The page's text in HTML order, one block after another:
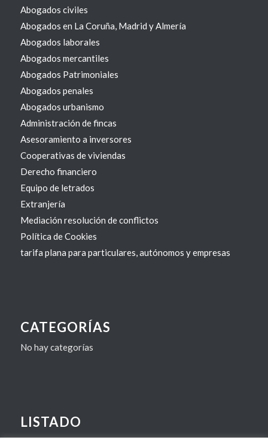
Abogados civiles
Abogados en La Coruña, Madrid y Almería
Abogados laborales
Abogados mercantiles
Abogados Patrimoniales
Abogados penales
Abogados urbanismo
Administración de fincas
Asesoramiento a inversores
Cooperativas de viviendas
Derecho financiero
Equipo de letrados
Extranjería
Mediación resolución de conflictos
Política de Cookies
tarifa plana para particulares, autónomos y empresas
CATEGORÍAS
No hay categorías
LISTADO